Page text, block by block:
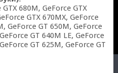
680M, GeForce GTX
GTX 670MX, GeForce
GeForce GT 650M, GeForce
GT 640M LE, GeForce
GT 625M, GeForce GT